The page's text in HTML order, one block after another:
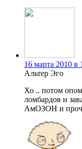
16 марта 2010 в
Альтер Эго
Хо .. потом
ломбардов и
АмОЗОН и